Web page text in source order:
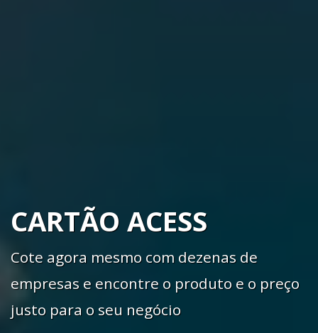
CARTÃO ACESS
Cote agora mesmo com dezenas de
empresas e encontre o produto e o preço
justo para o seu negócio